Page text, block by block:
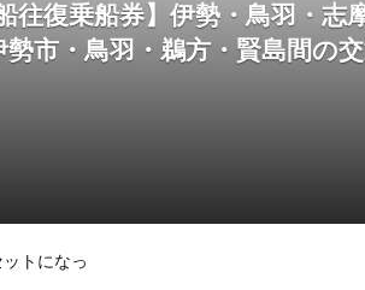
往復乗船券】伊勢・鳥羽・志
・鳥羽・鵜方・賢島間の交
トになっ